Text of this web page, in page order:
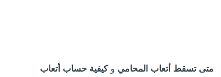
متى تسقط أتعاب المحامي وكيفية حساب أتعاب